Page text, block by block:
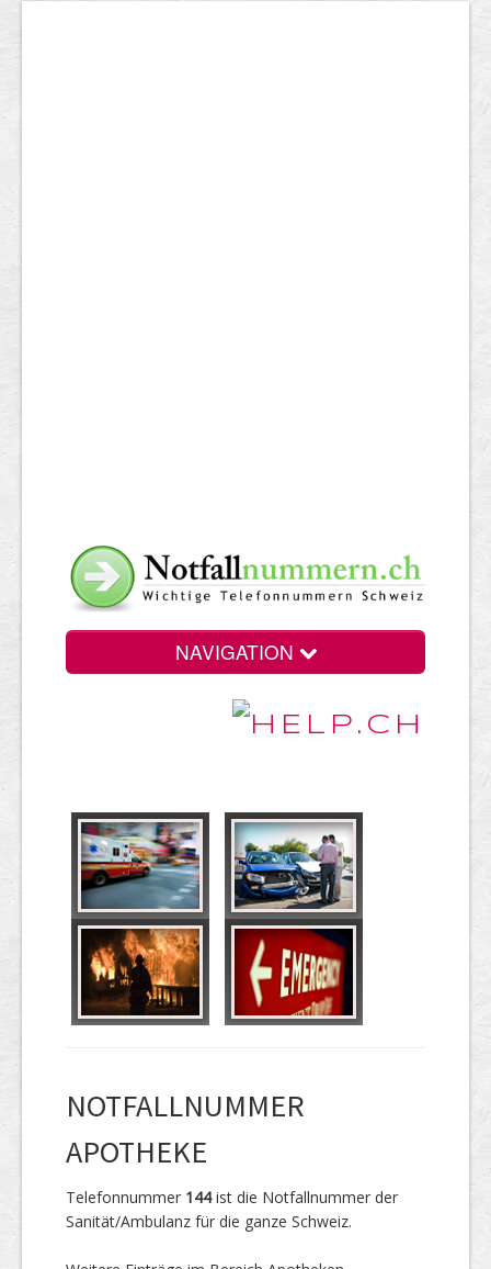
NAVIGATION
NOTFALLNUMMER
APOTHEKE
Telefonnummer 144ist die Notfallnummer der
Sanität/Ambulanz für die ganze Schweiz.